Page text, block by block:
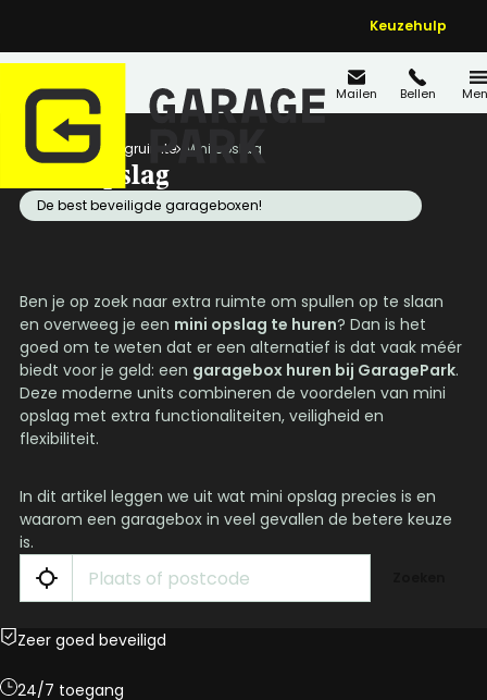
Keuzehulp
Mailen Bellen
Home Opslagruimte Mini opslag
Mini opslag
De best beveiligde garageboxen!
Ben je op zoek naar extra ruimte om spullen op te slaan
en overweeg je een mini opslag te huren? Dan is het
goed om te weten dat er een alternatief is dat vaak méér
biedt voor je geld: een garagebox huren bij GaragePark.
Deze moderne units combineren de voordelen van mini
opslag met extra functionaliteiten, veiligheid en
flexibiliteit.
In dit artikel leggen we uit wat mini opslag precies is en
waarom een garagebox in veel gevallen de betere keuze
is.
Zeer goed beveiligd
24/7 toegang